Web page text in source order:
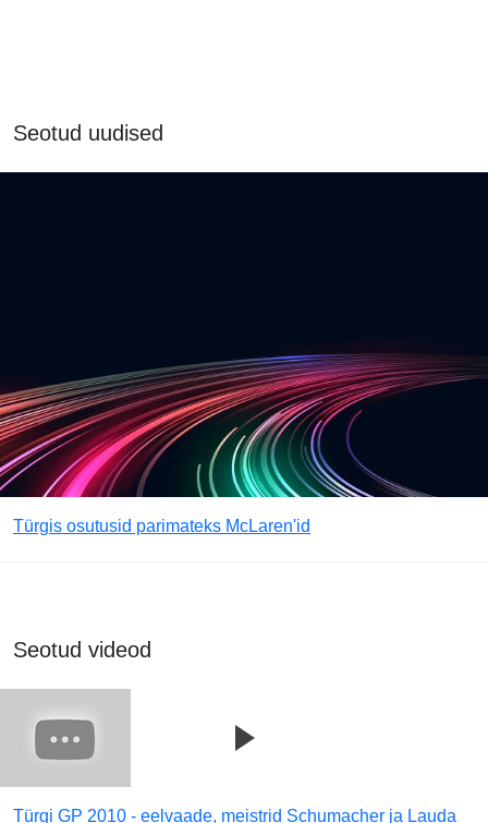
Seotud uudised
Türgis osutusid parimateks McLaren'id
Seotud videod
Türgi GP 2010 - eelvaade, meistrid Schumacher ja Lauda